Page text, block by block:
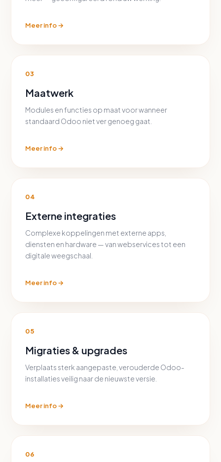
Meer info →
03
Maatwerk
Modules en functies op maat voor wanneer
standaard Odoo niet ver genoeg gaat.
Meer info →
04
Externe integraties
Complexe koppelingen met externe apps,
diensten en hardware — van webservices tot een
digitale weegschaal.
Meer info →
05
Migraties & upgrades
Verplaats sterk aangepaste, verouderde Odoo-
installaties veilig naar de nieuwste versie.
Meer info →
06